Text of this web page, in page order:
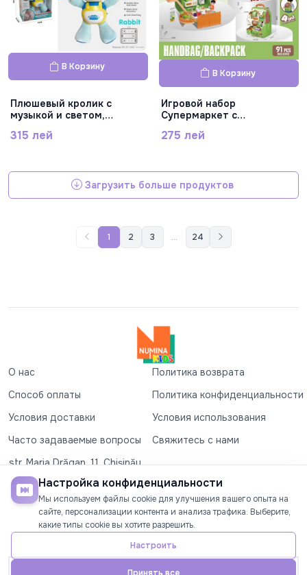
В Корзину
Плюшевый кролик с
музыкой и светом,
315 лей
В Корзину
Игровой набор
Супермаркет с
виде рюкзака, 688-258A
275 лей
Загрузить больше продуктов
1 2 3 ... 24
О нас
Политика возврата
Способ оплаты
Политика конфиденциальности
Условия доставки
Условия использования
Часто задаваемые вопросы
Свяжитесь с нами
str. Maria Drăgan, 11, Chișinău
+37360327279
©2026Numina Kids. Все права защищены
СОЦИАЛЬНЫЕ СЕТИ
Настройка конфиденциальности
Мы используем файлы cookie для улучшения вашего опыта на
сайте, персонализации контента и анализа трафика. Выберите,
какие типы cookie вы хотите разрешить.
Настроить